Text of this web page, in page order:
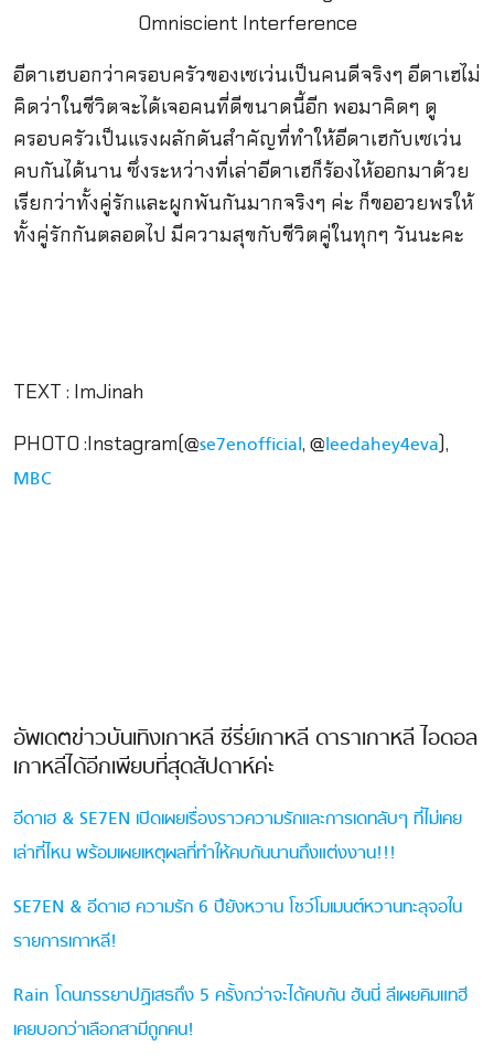
อีดาเฮบอกว่าครอบครัวของเซเว่นเป็นคนดีจริงๆ อีดาเฮไม่
คิดว่าในชีวิตจะได้เจอคนที่ดีขนาดนี้อีก พอมาคิดๆ ดู
ครอบครัวเป็นแรงผลักดันสำคัญที่ทำให้อีดาเฮกับเซเว่น
คบกันได้นาน ซึ่งระหว่างที่เล่าอีดาเฮก็ร้องไห้ออกมาด้วย
เรียกว่าทั้งคู่รักและผูกพันกันมากจริงๆ ค่ะ ก็ขออวยพรให้
ทั้งคู่รักกันตลอดไป มีความสุขกับชีวิตคู่ในทุกๆ วันนะคะ
TEXT : ImJinah
PHOTO :Instagram(@se7enofficial, @leedahey4eva),
MBC
อัพเดตข่าวบันเทิงเกาหลี ซีรี่ย์เกาหลี ดาราเกาหลี ไอดอล
เกาหลีได้อีกเพียบที่สุดสัปดาห์ค่ะ
อีดาเฮ & SE7EN เปิดเผยเรื่องราวความรักและการเดทลับๆ ที่ไม่เคย
เล่าที่ไหน พร้อมเผยเหตุผลที่ทำให้คบกันนานถึงแต่งงาน!!!
SE7EN & อีดาเฮ ความรัก 6 ปียังหวาน โชว์โมเมนต์หวานทะลุจอใน
รายการเกาหลี!
Rain โดนภรรยาปฏิเสธถึง 5 ครั้งกว่าจะได้คบกัน ฮันนี่ ลีเผยคิมแทฮี
เคยบอกว่าเลือกสามีถูกคน!